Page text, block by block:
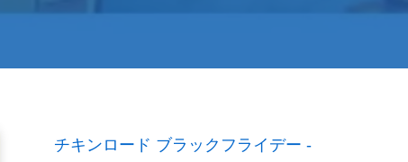
チキンロード ブラックフライデー -